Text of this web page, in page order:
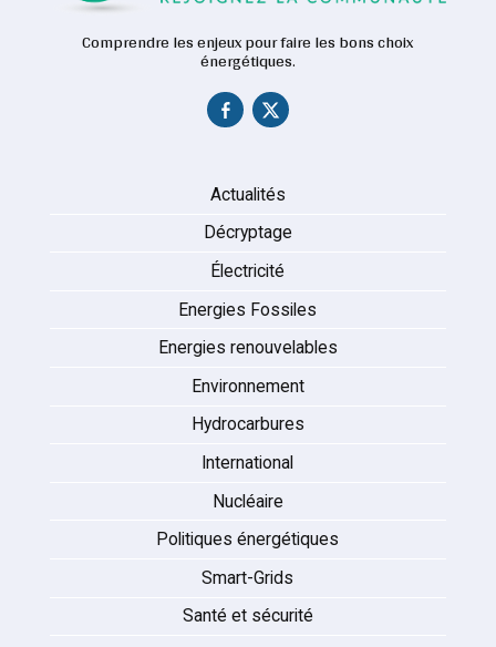
Comprendre les enjeux pour faire les bons choix
énergétiques.
Actualités
Décryptage
Électricité
Energies Fossiles
Energies renouvelables
Environnement
Hydrocarbures
International
Nucléaire
Politiques énergétiques
Smart-Grids
Santé et sécurité